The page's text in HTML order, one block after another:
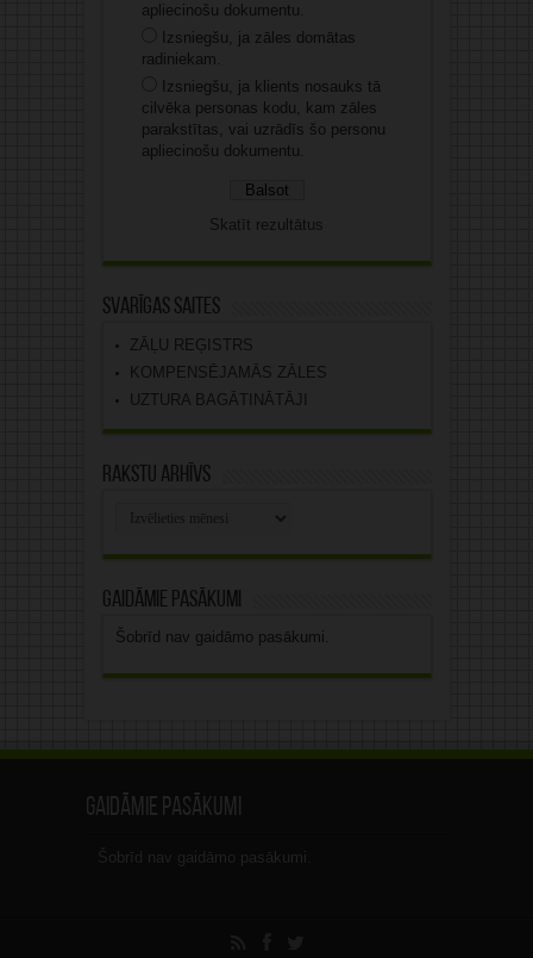
apliecinošu dokumentu.
Izsniegšu, ja zāles domātas
radiniekam.
Izsniegšu, ja klients nosauks tā
cilvēka personas kodu, kam zāles
parakstītas, vai uzrādīs šo personu
apliecinošu dokumentu.
Skatīt rezultātus
Svarīgas saites
ZĀĻU REĢISTRS
KOMPENSĒJAMĀS ZĀLES
UZTURA BAGĀTINĀTĀJI
Rakstu arhīvs
Gaidāmie pasākumi
Šobrīd nav gaidāmo pasākumi.
Gaidāmie pasākumi
Šobrīd nav gaidāmo pasākumi.